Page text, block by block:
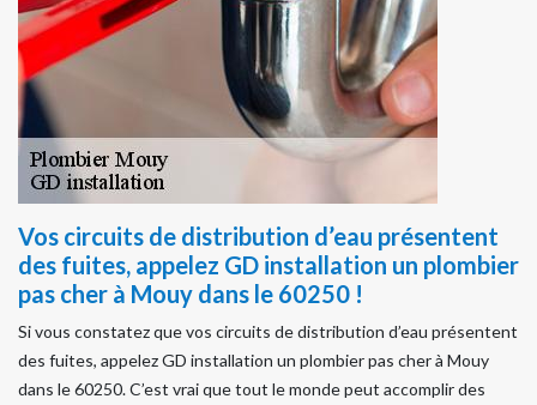
Vos circuits de distribution d’eau présentent
des fuites, appelez GD installation un plombier
pas cher à Mouy dans le 60250 !
Si vous constatez que vos circuits de distribution d’eau présentent
des fuites, appelez GD installation un plombier pas cher à Mouy
dans le 60250. C’est vrai que tout le monde peut accomplir des